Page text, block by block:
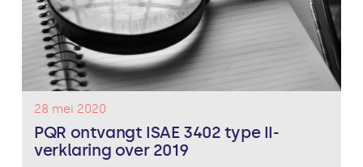
28 mei 2020
PQR ontvangt ISAE 3402 type II-
verklaring over 2019